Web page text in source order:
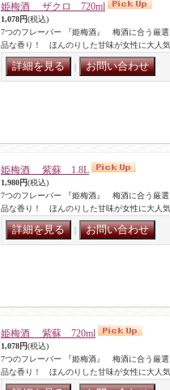
姫梅酒 ザクロ 720ml
1,078円(税込)
7つのフレーバー 『姫梅酒』 梅酒に合う厳
品な香り！ ほんのりした甘味が女性に大人
姫梅酒 紫蘇 1.8L
1,980円(税込)
7つのフレーバー 『姫梅酒』 梅酒に合う厳
品な香り！ ほんのりした甘味が女性に大人
姫梅酒 紫蘇 720ml
1,078円(税込)
7つのフレーバー 『姫梅酒』 梅酒に合う厳
品な香り！ ほんのりした甘味が女性に大人